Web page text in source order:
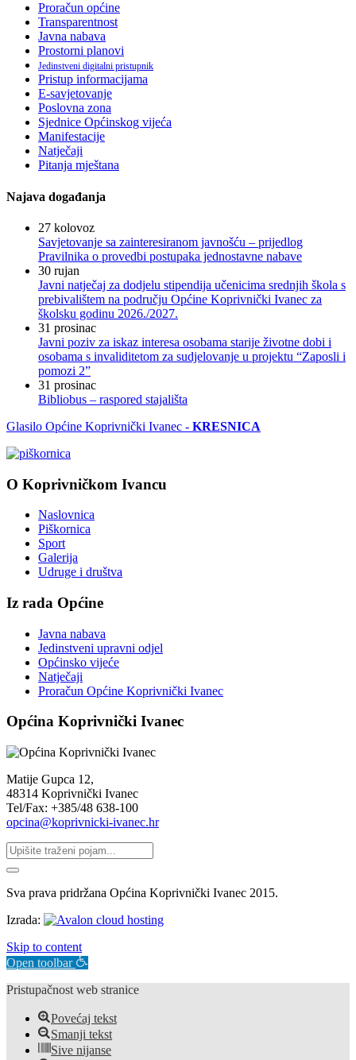
Proračun općine
Transparentnost
Javna nabava
Prostorni planovi
Jedinstveni digitalni pristupnik
Pristup informacijama
E-savjetovanje
Poslovna zona
Sjednice Općinskog vijeća
Manifestacije
Natječaji
Pitanja mještana
Najava događanja
27 kolovoz
Savjetovanje sa zainteresiranom javnošću – prijedlog
Pravilnika o provedbi postupaka jednostavne nabave
30 rujan
Javni natječaj za dodjelu stipendija učenicima srednjih škola s
prebivalištem na području Općine Koprivnički Ivanec za
školsku godinu 2026./2027.
31 prosinac
Javni poziv za iskaz interesa osobama starije životne dobi i
osobama s invaliditetom za sudjelovanje u projektu “Zaposli i
pomozi 2”
31 prosinac
Bibliobus – raspored stajališta
Glasilo Općine Koprivnički Ivanec - KRESNICA
O Koprivničkom Ivancu
Naslovnica
Piškornica
Sport
Galerija
Udruge i društva
Iz rada Općine
Javna nabava
Jedinstveni upravni odjel
Općinsko vijeće
Natječaji
Proračun Općine Koprivnički Ivanec
Općina Koprivnički Ivanec
Matije Gupca 12,
48314 Koprivnički Ivanec
Tel/Fax: +385/48 638-100
opcina@koprivnicki-ivanec.hr
Sva prava pridržana Općina Koprivnički Ivanec 2015.
Izrada:
Skip to content
Open toolbar
Pristupačnost web stranice
Povećaj tekst
Smanji tekst
Sive nijanse